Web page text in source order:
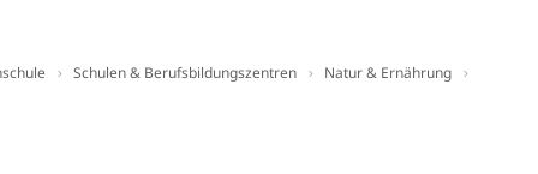
Schulen & Berufsbildungszentren
Natur & Ernährung